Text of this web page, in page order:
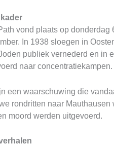
vond plaats op
In 1938 sloegen in
publiek vernederd en in
naar concentratiekampen.
een waarschuwing die
rondritten naar
moord werden uitgevoerd.